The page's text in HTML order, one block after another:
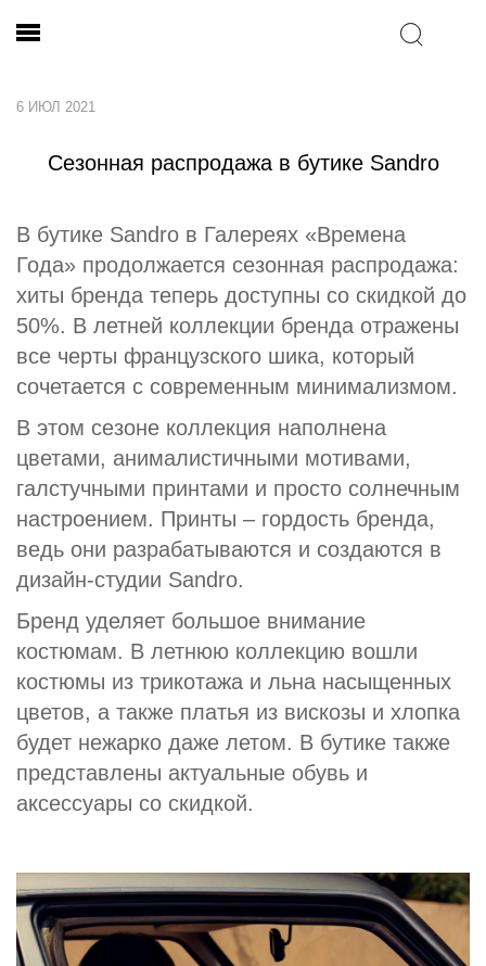
6 ИЮЛ 2021
Сезонная распродажа в бутике Sandro
В бутике Sandro в Галереях «Времена
Года» продолжается сезонная распродажа:
хиты бренда теперь доступны со скидкой до
50%. В летней коллекции бренда отражены
все черты французского шика, который
сочетается с современным минимализмом.
В этом сезоне коллекция наполнена
цветами, анималистичными мотивами,
галстучными принтами и просто солнечным
настроением. Принты – гордость бренда,
ведь они разрабатываются и создаются в
дизайн-студии Sandro.
Бренд уделяет большое внимание
костюмам. В летнюю коллекцию вошли
костюмы из трикотажа и льна насыщенных
цветов, а также платья из вискозы и хлопка
будет нежарко даже летом. В бутике также
представлены актуальные обувь и
аксессуары со скидкой.